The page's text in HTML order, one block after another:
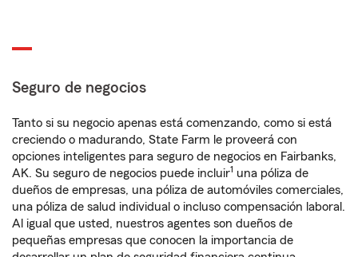
Seguro de negocios
Tanto si su negocio apenas está comenzando, como si está
creciendo o madurando, State Farm le proveerá con
opciones inteligentes para seguro de negocios en Fairbanks,
AK. Su seguro de negocios puede incluir1 una póliza de
dueños de empresas, una póliza de automóviles comerciales,
una póliza de salud individual o incluso compensación laboral.
Al igual que usted, nuestros agentes son dueños de
pequeñas empresas que conocen la importancia de